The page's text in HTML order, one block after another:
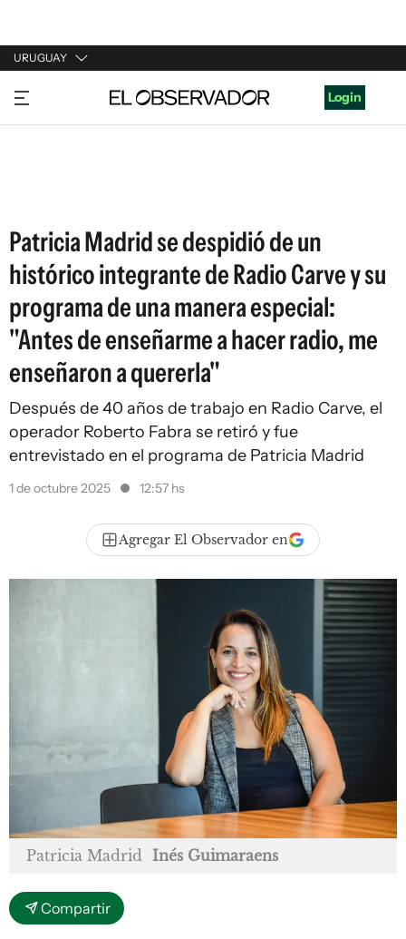
URUGUAY
URUGUAY
ARGENTINA
Login
Patricia Madrid se despidió de un
histórico integrante de Radio Carve y su
programa de una manera especial:
"Antes de enseñarme a hacer radio, me
enseñaron a quererla"
Después de 40 años de trabajo en Radio Carve, el
operador Roberto Fabra se retiró y fue
entrevistado en el programa de Patricia Madrid
1 de octubre 2025 12:57 hs
Agregar El Observador en
Patricia Madrid Inés Guimaraens
Compartir